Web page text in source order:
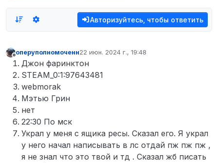
Авторизуйтесь, чтобы ответить
Не в сети
оперуполномоченн22 июн. 2024 г., 19:48
отредактировано
Джон фаринктон
STEAM_0:1:97643481
webmorak
Мэтью Грин
нет
22:30 По мск
Украл у меня с ящика ресы. Сказал его. Я украл
у него начал написывать в лс отдай пж пж пж ,
я не знал что это твой и тд . Сказал жб писать